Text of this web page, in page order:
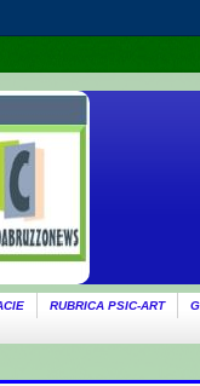
RUBRICA PSIC-ART